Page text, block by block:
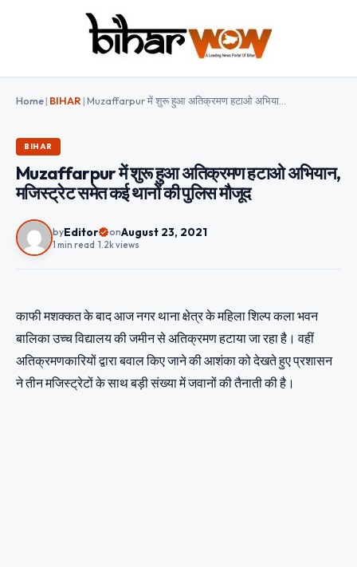
Home| BIHAR|
BIHAR
Muzaffarpur में शुरू हुआ अतिक्रमण हटाओ अभियान,
मजिस्ट्रेट समेत कई थानों की पुलिस मौजूद
byEditor onAugust 23, 2021
1 min read 1.2k views
काफी मशक्कत के बाद आज नगर थाना क्षेत्र के महिला शिल्प कला भवन
बालिका उच्च विद्यालय की जमीन से अतिक्रमण हटाया जा रहा है। वहीं
अतिक्रमणकारियों द्वारा बवाल किए जाने की आशंका को देखते हुए प्रशासन
ने तीन मजिस्ट्रेटों के साथ बड़ी संख्या में जवानों की तैनाती की है।